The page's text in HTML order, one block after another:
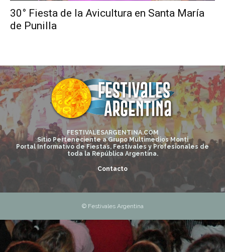
30° Fiesta de la Avicultura en Santa María
de Punilla
FESTIVALESARGENTINA.COM
Sitio Perteneciente a Grupo Multimedios Monti
Portal Informativo de Fiestas, Festivales y Profesionales de
toda la República Argentina.
Contacto
© Festivales Argentina